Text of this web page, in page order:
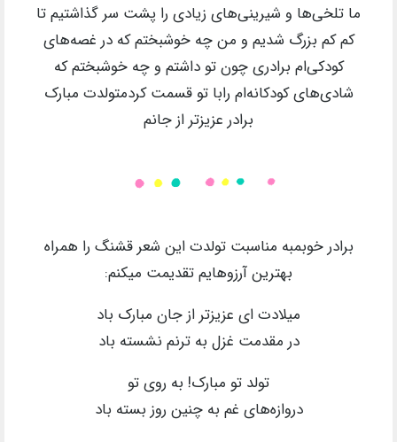
ما تلخی‌ها و شیرینی‌های‌ زیادی را پشت سر گذاشتیم تا
کم کم بزرگ شدیم و من چه خوشبختم که در غصه‌های‌
کودکی‌ام برادری چون تو داشتم و چه خوشبختم که
شادی‌های‌ کودکانه‌ام رابا تو قسمت کردمتولدت مبارک
برادر عزیزتر از جانم
برادر خوبمبه مناسبت تولدت این شعر قشنگ را همراه
بهترین آرزوهایم تقدیمت میکنم:
میلادت ای عزیزتر از جان مبارک باد
در مقدمت غزل به ترنم نشسته باد
تولد تو مبارک! به روی تو
دروازه‌های‌ غم به چنین روز بسته باد